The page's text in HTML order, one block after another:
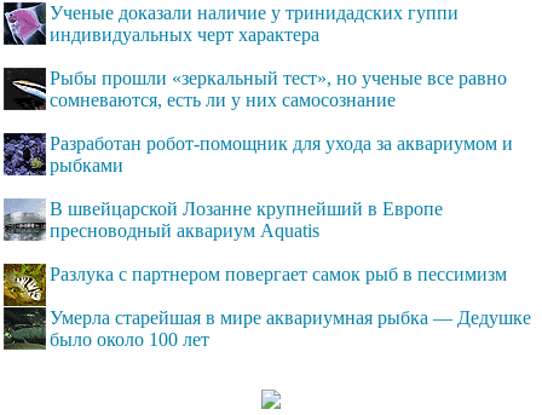
Ученые доказали наличие у тринидадских гуппи
индивидуальных черт характера
Рыбы прошли «зеркальный тест», но ученые все равно
сомневаются, есть ли у них самосознание
Разработан робот-помощник для ухода за аквариумом и
рыбками
В швейцарской Лозанне крупнейший в Европе
пресноводный аквариум Aquatis
Разлука с партнером повергает самок рыб в пессимизм
Умерла старейшая в мире аквариумная рыбка — Дедушке
было около 100 лет